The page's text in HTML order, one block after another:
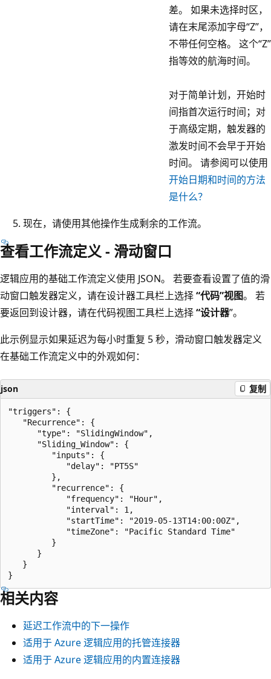
差。 如果未选择时区，
请在末尾添加字母“Z”，
不带任何空格。 这个“Z”
指等效的航海时间。
对于简单计划，开始时
间指首次运行时间；对
于高级定期，触发器的
激发时间不会早于开始
时间。 请参阅可以使用
开始日期和时间的方法
是什么？
现在，请使用其他操作生成剩余的工作流。
查看工作流定义 - 滑动窗口
逻辑应用的基础工作流定义使用 JSON。 若要查看设置了值的滑
动窗口触发器定义，请在设计器工具栏上选择“代码”视图。 若
要返回到设计器，请在代码视图工具栏上选择“设计器”。
此示例显示如果延迟为每小时重复 5 秒，滑动窗口触发器定义
在基础工作流定义中的外观如何：
json 复制
"triggers": {
   "Recurrence": {
      "type": "SlidingWindow",
      "Sliding_Window": {
         "inputs": {
            "delay": "PT5S"
         },
         "recurrence": {
            "frequency": "Hour",
            "interval": 1,
            "startTime": "2019-05-13T14:00:00Z",
            "timeZone": "Pacific Standard Time"
         }
      }
   }
相关内容
延迟工作流中的下一操作
适用于 Azure 逻辑应用的托管连接器
适用于 Azure 逻辑应用的内置连接器